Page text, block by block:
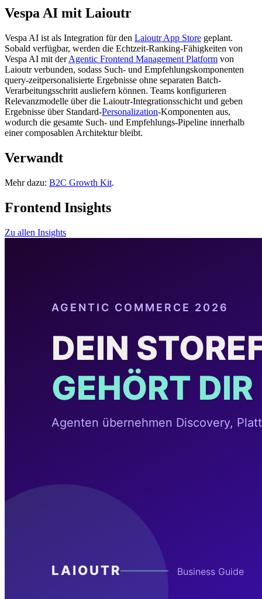
Vespa AI mit Laioutr
Vespa AI ist als Integration für den Laioutr App Store geplant.
Sobald verfügbar, werden die Echtzeit-Ranking-Fähigkeiten von
Vespa AI mit derAgentic Frontend Management Platform von
Laioutr verbunden, sodass Such- und Empfehlungskomponenten
query-zeitpersonalisierte Ergebnisse ohne separaten Batch-
Verarbeitungsschritt ausliefern können. Teams konfigurieren
Relevanzmodelle über die Laioutr-Integrationsschicht und geben
Ergebnisse über Standard-Personalization-Komponenten aus,
wodurch die gesamte Such- und Empfehlungs-Pipeline innerhalb
einer composablen Architektur bleibt.
Verwandt
Mehr dazu: B2C Growth Kit.
Frontend Insights
Zu allen Insights